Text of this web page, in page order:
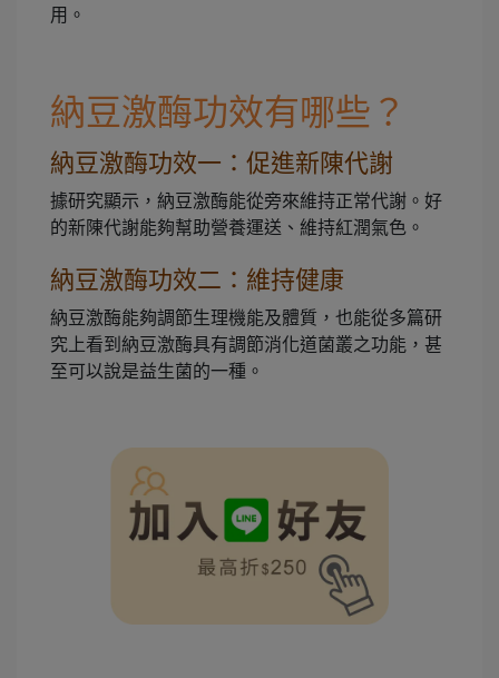
用。
納豆激酶功效有哪些？
納豆激酶功效一：促進新陳代謝
據研究顯示，納豆激酶能從旁來維持正常代謝。好
的新陳代謝能夠幫助營養運送、維持紅潤氣色。
納豆激酶功效二：維持健康
納豆激酶能夠調節生理機能及體質，也能從多篇研
究上看到納豆激酶具有調節消化道菌叢之功能，甚
至可以說是益生菌的一種。